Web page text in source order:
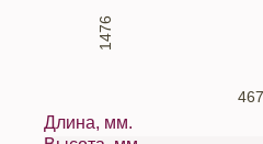
1476
Длина, мм.